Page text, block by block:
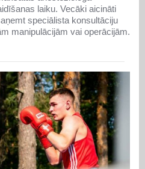
laiku. Vecāki aicināti
speciālista konsultāciju
manipulācijām vai operācijām.